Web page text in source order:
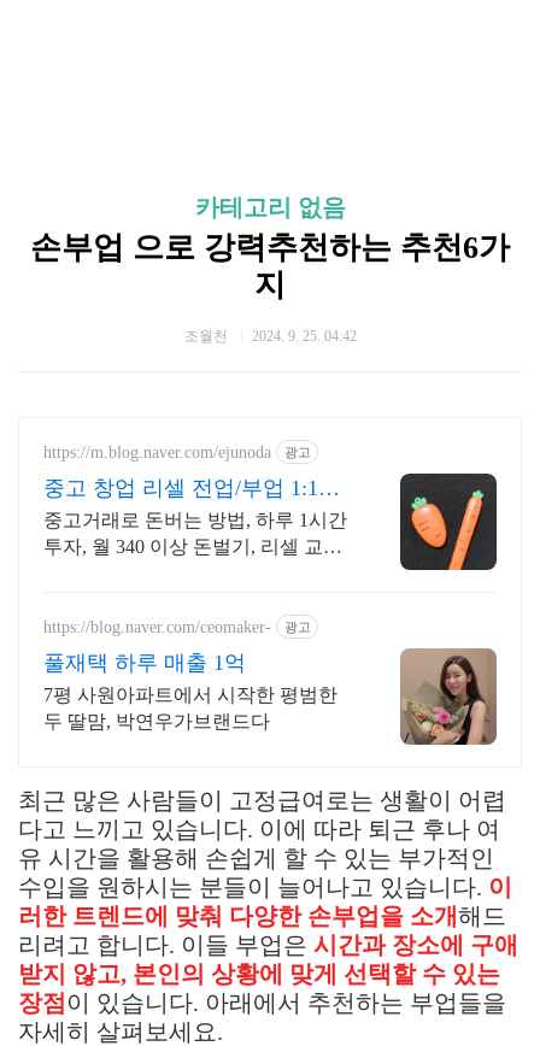
카테고리 없음
손부업 으로 강력추천하는 추천6가
지
조월천 2024. 9. 25. 04:42
https://m.blog.naver.com/ejunoda 광고
중고 창업 리셀 전업/부업 1:1교
육 하루 3시간 완성
중고거래로 돈버는 방법, 하루 1시간
투자, 월 340 이상 돈벌기, 리셀 교육 /
https://blog.naver.com/ceomaker- 광고
풀재택 하루 매출 1억
7평 사원아파트에서 시작한 평범한
두 딸맘, 박연우가브랜드다
최근 많은 사람들이 고정급여로는 생활이 어렵
다고 느끼고 있습니다. 이에 따라 퇴근 후나 여
유 시간을 활용해 손쉽게 할 수 있는 부가적인
수입을 원하시는 분들이 늘어나고 있습니다. 이
러한 트렌드에 맞춰 다양한 손부업을 소개해드
리려고 합니다. 이들 부업은 시간과 장소에 구애
받지 않고, 본인의 상황에 맞게 선택할 수 있는
장점 이 있습니다. 아래에서 추천하는 부업들을
자세히 살펴보세요.